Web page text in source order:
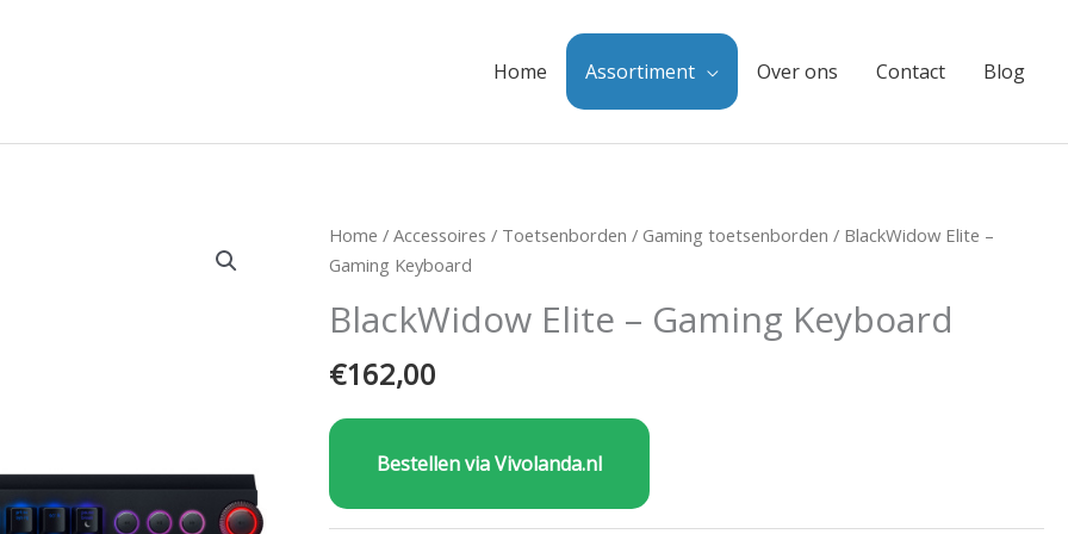
Home Assortiment Over ons Contact Blog
Home /Accessoires / Toetsenborden / Gaming toetsenborden / BlackWidow Elite –
Gaming Keyboard
BlackWidow Elite – Gaming Keyboard
€162,00
Bestellen via Vivolanda.nl